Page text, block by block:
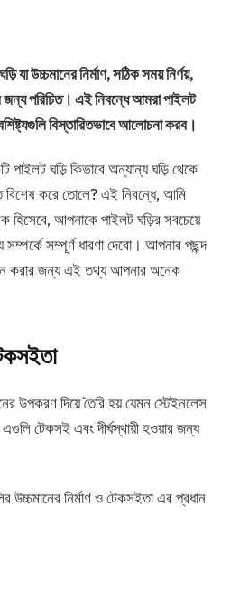
উচ্চমানের নির্মাণ, সঠিক সময় নির্ণয়,
জন্য পরিচিত। এই নিবন্ধে আমরা পাইলট
বিস্তারিতভাবে আলোচনা করব।
ঘড়ি কিভাবে অন্যান্য ঘড়ি থেকে
বিশেষ করে তোলে? এই নিবন্ধে, আমি
আপনাকে পাইলট ঘড়ির সবচেয়ে
সম্পর্কে সম্পূর্ণ ধারণা দেবো। আপনার পছন্দ
করার জন্য এই তথ্য আপনার অনেক
উপকরণ দিয়ে তৈরি হয় যেমন স্টেইনলেস
এগুলি টেকসই এবং দীর্ঘস্থায়ী হওয়ার জন্য
উচ্চমানের নির্মাণ ও টেকসইতা এর প্রধান